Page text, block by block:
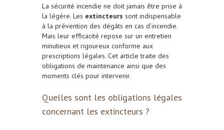
La sécurité incendie ne doit jamais être prise à
la légère. Les extincteurs sont indispensable
à la prévention des dégâts en cas d’incendie.
Mais leur efficacité repose sur un entretien
minutieux et rigoureux conforme aux
prescriptions légales. Cet article traite des
obligations de maintenance ainsi que des
moments clés pour intervenir.
Quelles sont les obligations légales
concernant les extincteurs ?